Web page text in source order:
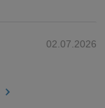
02.07.2026